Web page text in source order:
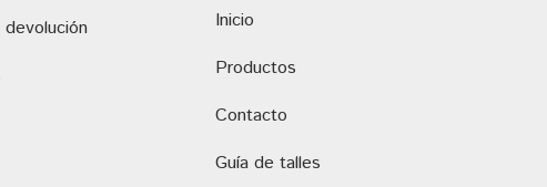
Inicio
Productos
Contacto
Guía de talles